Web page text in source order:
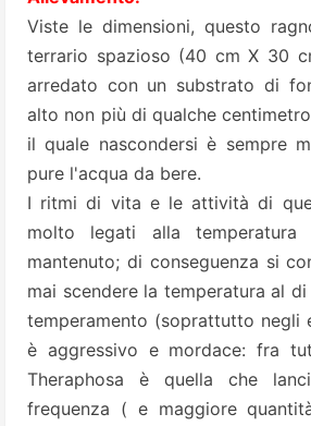
Viste le dimensioni, questo
terrario spazioso (40 cm X 30
arredato con un substrato di
alto non più di qualche
il quale nascondersi è sempre
pure l'acqua da bere.
I ritmi di vita e le attività di
molto legati alla temperatura
mantenuto; di conseguenza si
mai scendere la temperatura al
temperamento (soprattutto negli
è aggressivo e mordace: fra
Theraphosa è quella che
frequenza ( e maggiore